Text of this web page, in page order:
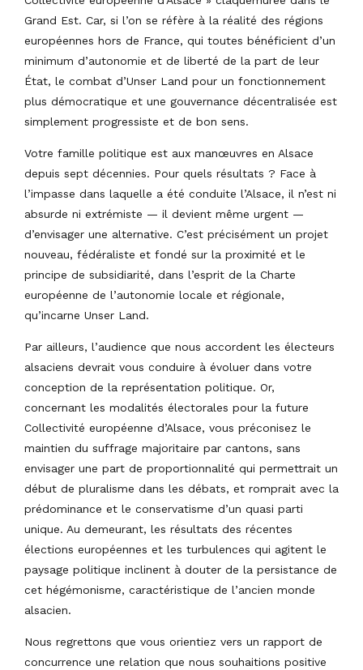
Grand Est. Car, si l’on se réfère à la réalité des régions
européennes hors de France, qui toutes bénéficient d’un
minimum d’autonomie et de liberté de la part de leur
État, le combat d’Unser Land pour un fonctionnement
plus démocratique et une gouvernance décentralisée est
simplement progressiste et de bon sens.
Votre famille politique est aux manœuvres en Alsace
depuis sept décennies. Pour quels résultats ? Face à
l’impasse dans laquelle a été conduite l’Alsace, il n’est ni
absurde ni extrémiste — il devient même urgent —
d’envisager une alternative. C’est précisément un projet
nouveau, fédéraliste et fondé sur la proximité et le
principe de subsidiarité, dans l’esprit de la Charte
européenne de l’autonomie locale et régionale,
qu’incarne Unser Land.
Par ailleurs, l’audience que nous accordent les électeurs
alsaciens devrait vous conduire à évoluer dans votre
conception de la représentation politique. Or,
concernant les modalités électorales pour la future
Collectivité européenne d’Alsace, vous préconisez le
maintien du suffrage majoritaire par cantons, sans
envisager une part de proportionnalité qui permettrait un
début de pluralisme dans les débats, et romprait avec la
prédominance et le conservatisme d’un quasi parti
unique. Au demeurant, les résultats des récentes
élections européennes et les turbulences qui agitent le
paysage politique inclinent à douter de la persistance de
cet hégémonisme, caractéristique de l’ancien monde
alsacien.
Nous regrettons que vous orientiez vers un rapport de
concurrence une relation que nous souhaitions positive